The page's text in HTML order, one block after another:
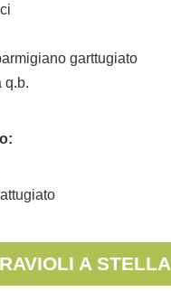
garttugiato
q.b.
A STELLA